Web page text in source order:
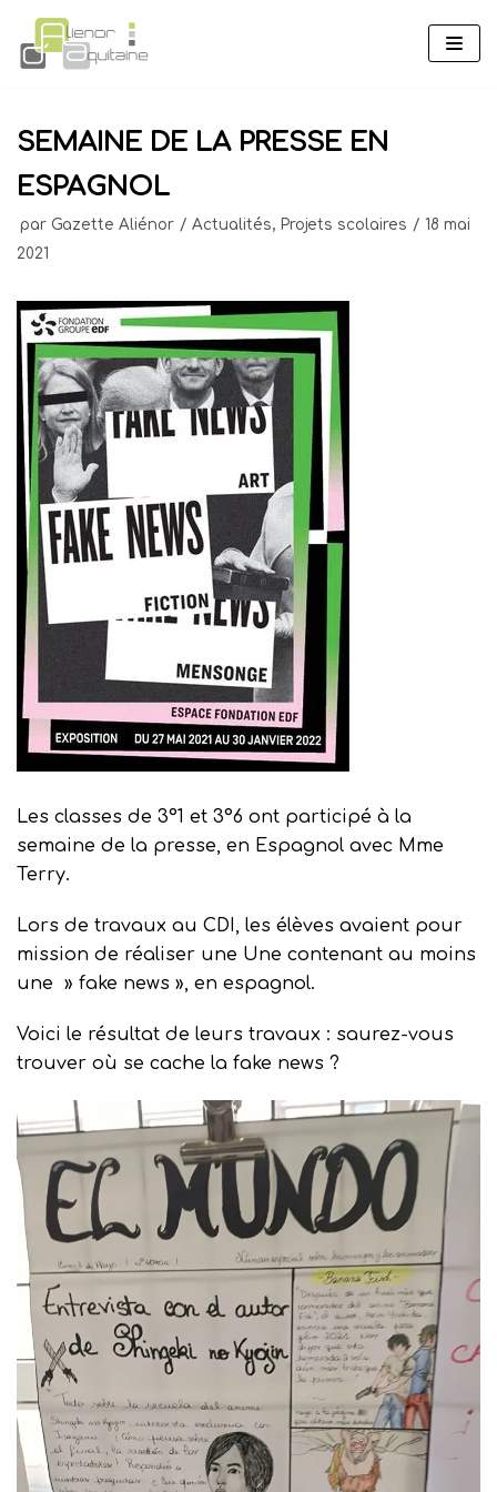
Aller
au
SEMAINE DE LA PRESSE EN
ESPAGNOL
par Gazette Aliénor Actualités, Projets scolaires
18 mai
2021
Les classes de 3°1 et 3°6 ont participé à la
semaine de la presse, en Espagnol avec Mme
Terry.
Lors de travaux au CDI, les élèves avaient pour
mission de réaliser une Une contenant au moins
une » fake news », en espagnol.
Voici le résultat de leurs travaux : saurez-vous
trouver où se cache la fake news ?